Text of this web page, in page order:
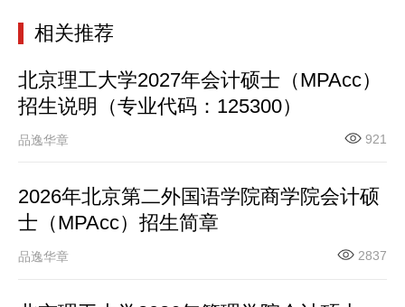
相关推荐
北京理工大学2027年会计硕士（MPAcc）
招生说明（专业代码：125300）
品逸华章 921
2026年北京第二外国语学院商学院会计硕
士（MPAcc）招生简章
品逸华章 2837